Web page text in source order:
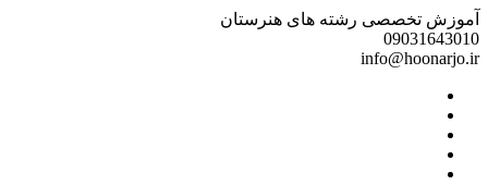
آموزش تخصصی رشته های هنرستان
09031643010
info@hoonarjo.ir